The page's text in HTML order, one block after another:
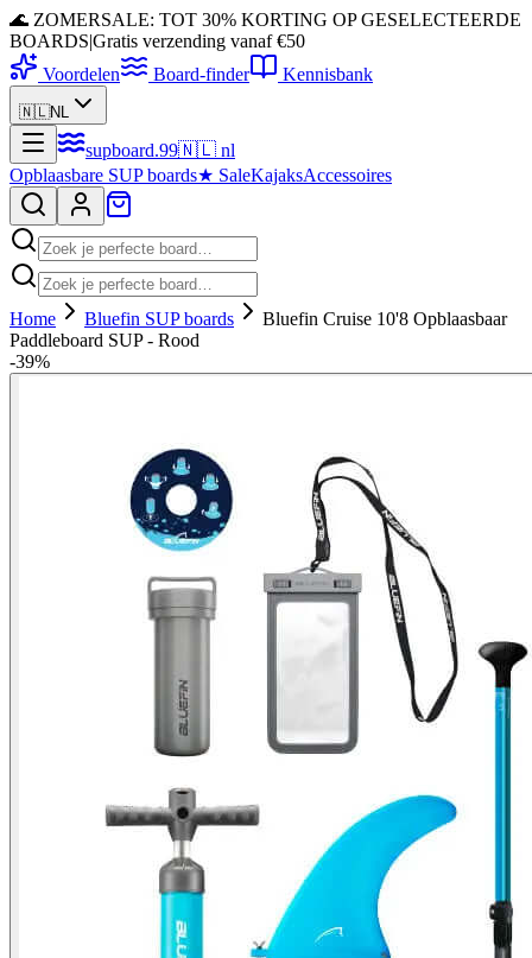
🌊 ZOMERSALE: TOT 30% KORTING OP GESELECTEERDE
BOARDS|Gratis verzending vanaf €50
Voordelen
Board-finder Kennisbank
🇳🇱NL
supboard.99🇳🇱 nl
Opblaasbare SUP boards★ SaleKajaksAccessoires
Home Bluefin SUP boards
Bluefin Cruise 10'8 Opblaasbaar
Paddleboard SUP - Rood
-39%